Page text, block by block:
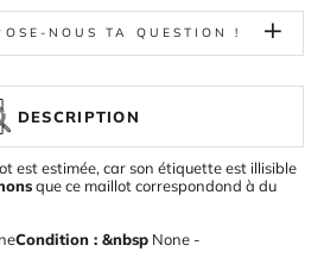
NOUS TA QUESTION !
DESCRIPTION
est estimée, car son étiquette est illisible
que ce maillot correspondond à du
Condition : &nbsp None -